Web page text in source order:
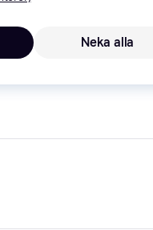
Neka alla